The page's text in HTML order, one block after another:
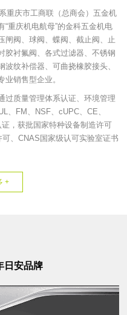
重庆市工商联（总商会）五金机
重庆机电航母”的金科五金机电
闸阀、球阀、蝶阀、截止阀、止
胶衬氟阀、各式过滤器、不锈钢
纹补偿器、可曲挠橡胶接头、
销售型企业。
过质量管理体系认证、环境管理
、FM、NSF、cUPC、CE、
，获批国家特种设备制造许可
、CNAS国家级认可实验室证书
+
日安品牌